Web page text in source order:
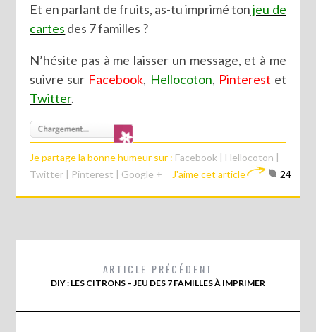
Et en parlant de fruits, as-tu imprimé tonjeu de
cartes des 7 familles ?
N’hésite pas à me laisser un message, et à me
suivre sur Facebook, Hellocoton, Pinterest et
Twitter.
Je partage la bonne humeur sur : Facebook | Hellocoton |
Twitter | Pinterest | Google + J'aime cet article 24
ARTICLE PRÉCÉDENT
DIY : LES CITRONS – JEU DES 7 FAMILLES À IMPRIMER